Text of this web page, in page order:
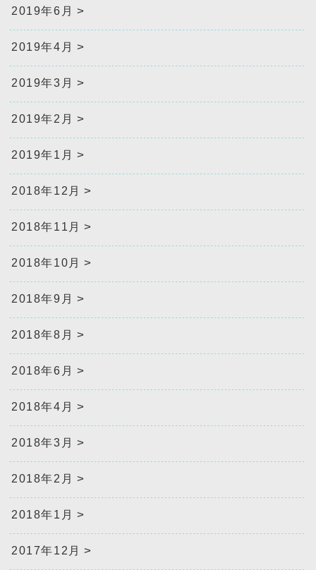
2019年6月
2019年4月
2019年3月
2019年2月
2019年1月
2018年12月
2018年11月
2018年10月
2018年9月
2018年8月
2018年6月
2018年4月
2018年3月
2018年2月
2018年1月
2017年12月